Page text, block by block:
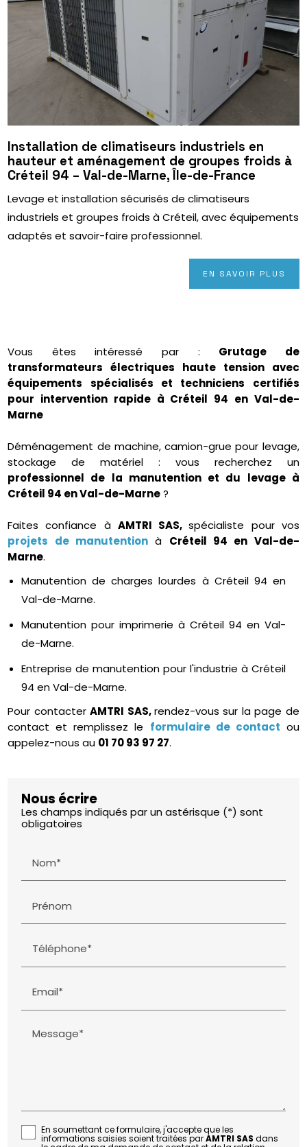
Installation de climatiseurs industriels en
hauteur et aménagement de groupes froids à
Créteil 94 – Val-de-Marne, Île-de-France
Levage et installation sécurisés de climatiseurs
industriels et groupes froids à Créteil, avec équipements
adaptés et savoir-faire professionnel.
EN SAVOIR PLUS
Vous êtes intéressé par : Grutage de
transformateurs électriques haute tension avec
équipements spécialisés et techniciens certifiés
pour intervention rapide à Créteil 94 en Val-de-
Marne
Déménagement de machine, camion-grue pour levage,
stockage de matériel : vous recherchez un
professionnel de la manutention et du levage à
Créteil 94 en Val-de-Marne?
Faites confiance à AMTRI SAS,spécialiste pour vos
projets de manutentionà Créteil 94 en Val-de-
Marne.
Manutention de charges lourdes à Créteil 94 en
Val-de-Marne.
Manutention pour imprimerie à Créteil 94 en Val-
de-Marne.
Entreprise de manutention pour l'industrie à Créteil
94 en Val-de-Marne.
Pour contacterAMTRI SAS,rendez-vous sur la page de
contact et remplissez le formulaire de contact ou
appelez-nous au 01 70 93 97 27.
Nous écrire
Les champs indiqués par un astérisque (*) sont
obligatoires
Nom*
Prénom
Téléphone*
Email*
Message*
En soumettant ce formulaire, j'accepte que les
informations saisies soient traitées parAMTRI SAS dans